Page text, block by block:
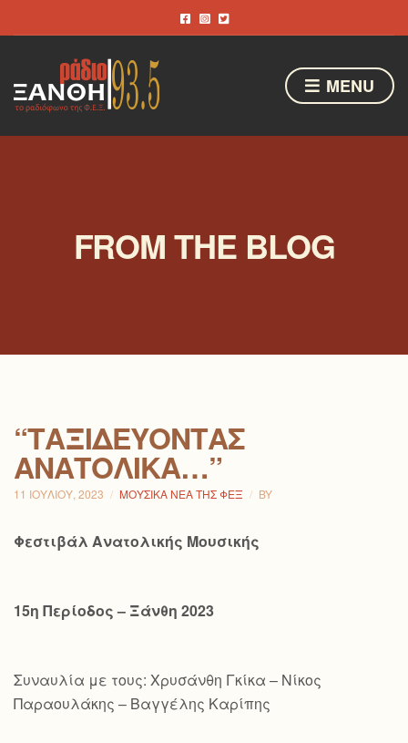
MENU
FROM THE BLOG
“ΤΑΞΙΔΕΎΟΝΤΑΣ
ΑΝΑΤΟΛΙΚΆ…”
11 ΙΟΥΛΊΟΥ, 2023 ΜΟΥΣΙΚΆ ΝΈΑ ΤΗΣ ΦΕΞ BY
Φεστιβάλ Ανατολικής Μουσικής
15η Περίοδος – Ξάνθη 2023
Συναυλία με τους: Χρυσάνθη Γκίκα – Νίκος
Παραουλάκης – Βαγγέλης Καρίπης